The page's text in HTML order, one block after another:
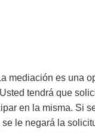
mediación es una
tendrá que
en la misma. Si
le negará la